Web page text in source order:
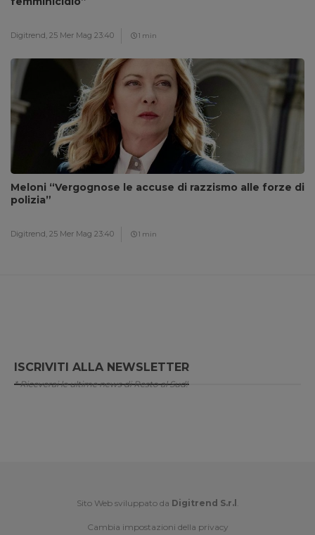
Digitrend, 25 Mer Mag 23:40 1 min
Meloni “Vergognose le accuse di razzismo alle forze di
polizia”
Digitrend, 25 Mer Mag 23:40 1 min
ISCRIVITI ALLA NEWSLETTER
* Riceverai le ultime news di Resto al Sud!
Sito Web sviluppato da Digitrend S.r.l .
Cambia impostazioni della privacy